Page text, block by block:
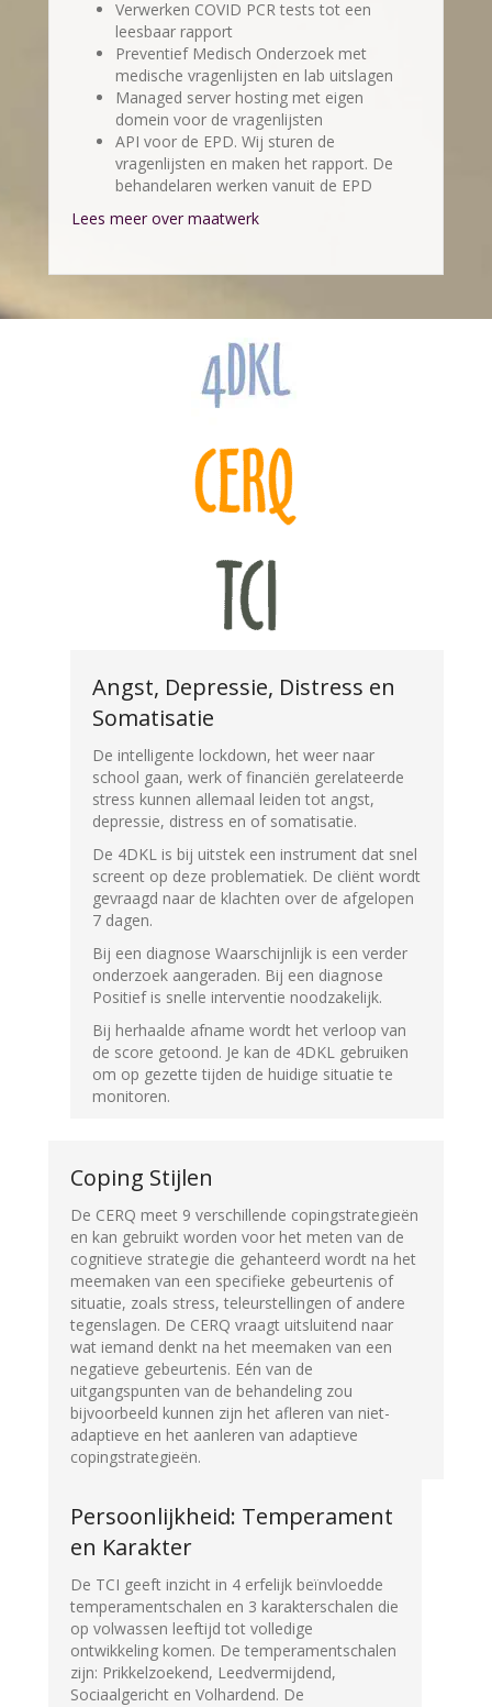
Verwerken COVID PCR tests tot een
leesbaar rapport
Preventief Medisch Onderzoek met
medische vragenlijsten en lab uitslagen
Managed server hosting met eigen
domein voor de vragenlijsten
API voor de EPD. Wij sturen de
vragenlijsten en maken het rapport. De
behandelaren werken vanuit de EPD
Lees meer over maatwerk
Angst, Depressie, Distress en
Somatisatie
De intelligente lockdown, het weer naar
school gaan, werk of financiën gerelateerde
stress kunnen allemaal leiden tot angst,
depressie, distress en of somatisatie.
De 4DKL is bij uitstek een instrument dat snel
screent op deze problematiek. De cliënt wordt
gevraagd naar de klachten over de afgelopen
7 dagen.
Bij een diagnose Waarschijnlijk is een verder
onderzoek aangeraden. Bij een diagnose
Positief is snelle interventie noodzakelijk.
Bij herhaalde afname wordt het verloop van
de score getoond. Je kan de 4DKL gebruiken
om op gezette tijden de huidige situatie te
monitoren.
Coping Stijlen
De CERQ meet 9 verschillende copingstrategieën
en kan gebruikt worden voor het meten van de
cognitieve strategie die gehanteerd wordt na het
meemaken van een specifieke gebeurtenis of
situatie, zoals stress, teleurstellingen of andere
tegenslagen. De CERQ vraagt uitsluitend naar
wat iemand denkt na het meemaken van een
negatieve gebeurtenis. Eén van de
uitgangspunten van de behandeling zou
bijvoorbeeld kunnen zijn het afleren van niet-
adaptieve en het aanleren van adaptieve
copingstrategieën.
Persoonlijkheid: Temperament
en Karakter
De TCI geeft inzicht in 4 erfelijk beïnvloedde
temperamentschalen en 3 karakterschalen die
op volwassen leeftijd tot volledige
ontwikkeling komen. De temperamentschalen
zijn: Prikkelzoekend, Leedvermijdend,
Sociaalgericht en Volhardend. De